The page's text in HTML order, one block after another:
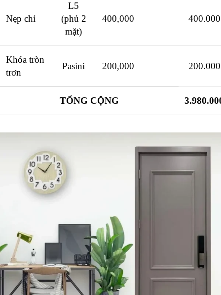
Nẹp chỉ
L5
(phủ 2
mặt)
400,000 400.000
Khóa tròn
trơn
Pasini 200,000 200.000
TỔNG CỘNG